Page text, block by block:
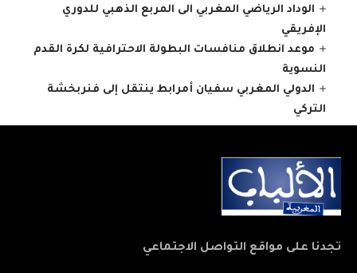
الوداد الرياضي المغربي الى المربع الذهبي للدوري
الإفريقي
موعد انطلاق منافسات البطولة الاحترافية لكرة القدم
النسوية
الدولي المغربي سفيان أمرابط ينتقل إلى فنربخشة
التركي
تجدنا على مواقع التواصل الاجتماعي